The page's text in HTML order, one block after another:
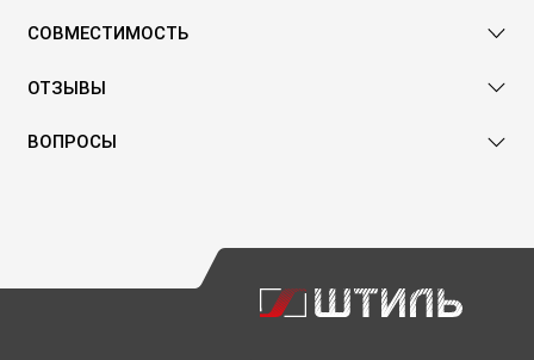
СОВМЕСТИМОСТЬ
ОТЗЫВЫ
ВОПРОСЫ